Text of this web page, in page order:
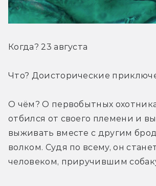
Когда? 23 августа
Что? Доисторические
О чём? О первобытных
отбился от своего племени и
выживать вместе с другим
волком. Судя по всему, он
человеком, приручившим